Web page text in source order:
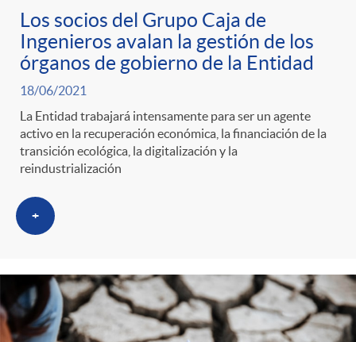
Los socios del Grupo Caja de
Ingenieros avalan la gestión de los
órganos de gobierno de la Entidad
18/06/2021
La Entidad trabajará intensamente para ser un agente
activo en la recuperación económica, la financiación de la
transición ecológica, la digitalización y la
reindustrialización
+